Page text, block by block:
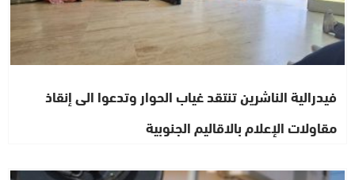
فيدرالية الناشرين تنتقد غياب الحوار وتدعوا الى إنقاذ
مقاولات الإعلام بالاقاليم الجنوبية